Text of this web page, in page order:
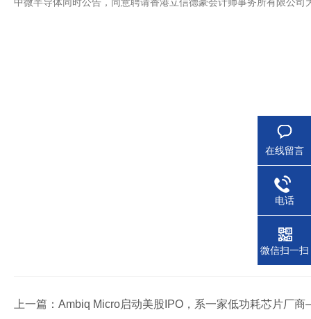
上一篇： Ambiq Micro启动美股IPO，系一家低功耗芯片厂
在线留言
电话
微信扫一扫